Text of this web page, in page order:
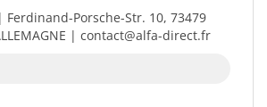
Ferdinand-Porsche-Str. 10, 73479
| contact@alfa-direct.fr